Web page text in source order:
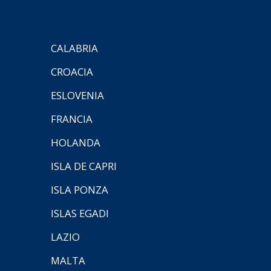
CALABRIA
CROACIA
ESLOVENIA
FRANCIA
HOLANDA
ISLA DE CAPRI
ISLA PONZA
ISLAS EGADI
LAZIO
MALTA